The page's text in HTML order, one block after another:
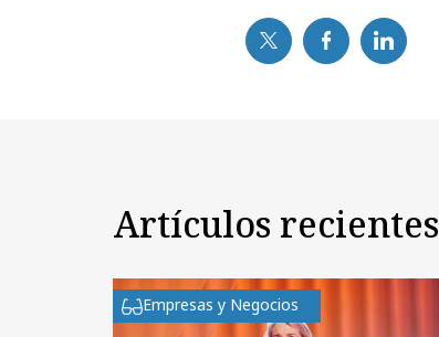
Artículos recientes
Empresas y Negocios